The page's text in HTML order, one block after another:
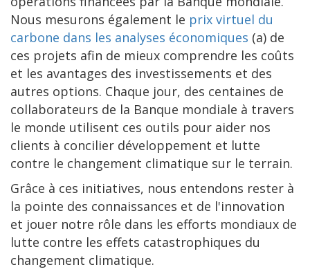
Nous mesurons également le prix virtuel du
carbone dans les analyses économiques (a) de
ces projets afin de mieux comprendre les coûts
et les avantages des investissements et des
autres options. Chaque jour, des centaines de
collaborateurs de la Banque mondiale à travers
le monde utilisent ces outils pour aider nos
clients à concilier développement et lutte
contre le changement climatique sur le terrain.
Grâce à ces initiatives, nous entendons rester à
la pointe des connaissances et de l'innovation
et jouer notre rôle dans les efforts mondiaux de
lutte contre les effets catastrophiques du
changement climatique.